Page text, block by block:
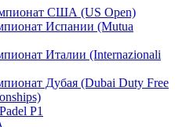
США (US Open)
Испании (Mutua
Италии (Internazionali
Дубая (Dubai Duty Free
P1